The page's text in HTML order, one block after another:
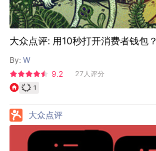
大众点评: 用10秒打开消费者钱包？
By:W
9.2
27人评分
1
大众点评